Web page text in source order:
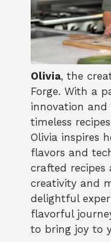
Olivia, the
Forge. With a
innovation
timeless
Olivia inspires
flavors and
crafted
creativity and
delightful
flavorful
to bring joy to